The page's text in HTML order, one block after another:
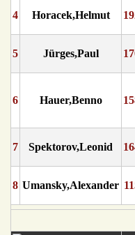
4 Horacek,Helmut
5 Jürges,Paul
6 Hauer,Benno
7 Spektorov,Leonid
8 Umansky,Alexander